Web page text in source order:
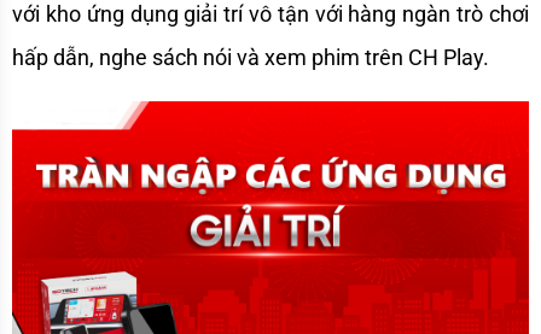
với kho ứng dụng giải trí vô tận với hàng ngàn trò chơi
hấp dẫn, nghe sách nói và xem phim trên CH Play.